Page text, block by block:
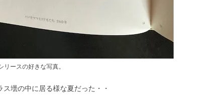
リースの好きな写真。
壜の中に居る様な夏だった・・